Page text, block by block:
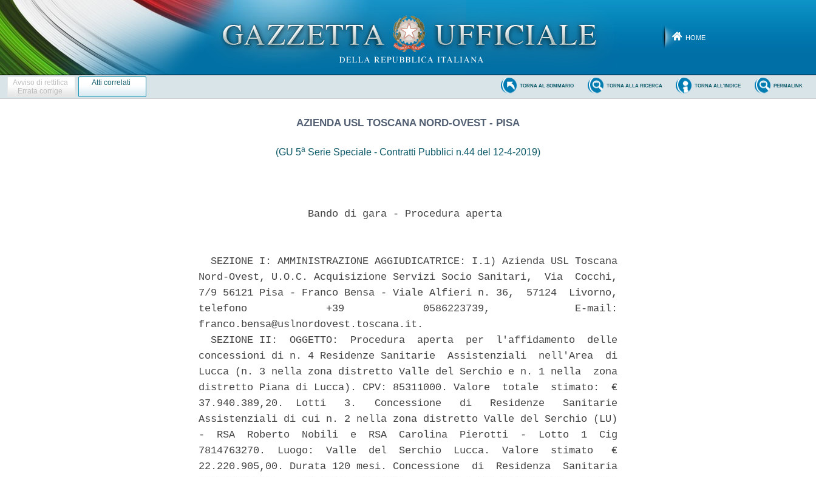
HOME
Avviso di rettifica
Errata corrige
Atti correlati PERMALINK
TORNA ALL'INDICE
TORNA ALLA RICERCA
TORNA AL SOMMARIO
AZIENDA USL TOSCANA NORD-OVEST - PISA
(GU 5a Serie Speciale - Contratti Pubblici n.44 del 12-4-2019)
                  Bando di gara - Procedura aperta
  SEZIONE I: AMMINISTRAZIONE AGGIUDICATRICE: I.1) Azienda USL Toscana
Nord-Ovest, U.O.C. Acquisizione Servizi Socio Sanitari,  Via  Cocchi,
7/9 56121 Pisa - Franco Bensa - Viale Alfieri n. 36,  57124  Livorno,
telefono             +39             0586223739,              E-mail:
franco.bensa@uslnordovest.toscana.it.
  SEZIONE II:  OGGETTO:  Procedura  aperta  per  l'affidamento  delle
concessioni di n. 4 Residenze Sanitarie  Assistenziali  nell'Area  di
Lucca (n. 3 nella zona distretto Valle del Serchio e n. 1 nella  zona
distretto Piana di Lucca). CPV: 85311000. Valore  totale  stimato:  €
37.940.389,20.  Lotti   3.   Concessione   di   Residenze   Sanitarie
Assistenziali di cui n. 2 nella zona distretto Valle del Serchio (LU)
-  RSA  Roberto  Nobili  e  RSA  Carolina  Pierotti  -  Lotto  1  Cig
7814763270.  Luogo:  Valle  del  Serchio  Lucca.  Valore  stimato   €
22.220.905,00. Durata 120 mesi. Concessione  di  Residenza  Sanitaria